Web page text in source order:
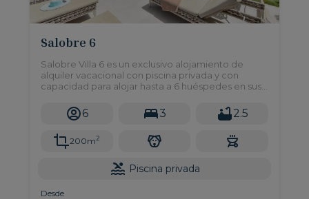
Salobre 6
Salobre Villa 6 es un exclusivo alojamiento de
alquiler vacacional con piscina privada y con
capacidad para alojar hasta a 6 huéspedes en sus
6 3 2.5
200m2
Piscina privada
Desde